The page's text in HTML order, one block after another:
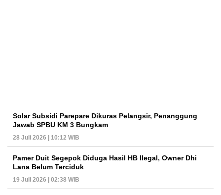
Solar Subsidi Parepare Dikuras Pelangsir, Penanggung
Jawab SPBU KM 3 Bungkam
28 Juli 2026 | 10:12 WIB
Pamer Duit Segepok Diduga Hasil HB Ilegal, Owner Dhi
Lana Belum Terciduk
19 Juli 2026 | 02:38 WIB